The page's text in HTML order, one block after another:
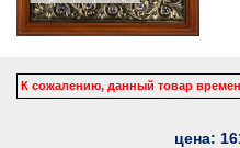
К сожалению, данный товар
цена: